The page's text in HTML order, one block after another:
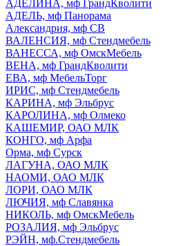
АДЕЛИНА, мф ГрандКволити
АДЕЛЬ, мф Панорама
Александрия, мф СВ
ВАЛЕНСИЯ, мф Стендмебель
ВАНЕССА, мф ОмскМебель
ВЕНА, мф ГрандКволити
ЕВА, мф МебельТорг
ИРИС, мф Стендмебель
КАРИНА, мф Эльбрус
КАРОЛИНА, мф Олмеко
КАШЕМИР, ОАО МЛК
КОНГО, мф Арфа
Орма, мф Сурск
ЛАГУНА, ОАО МЛК
НАОМИ, ОАО МЛК
ЛОРИ, ОАО МЛК
ЛЮЧИЯ, мф Славянка
НИКОЛЬ, мф ОмскМебель
РОЗАЛИЯ, мф Эльбрус
РЭЙН, мф.Стендмебель